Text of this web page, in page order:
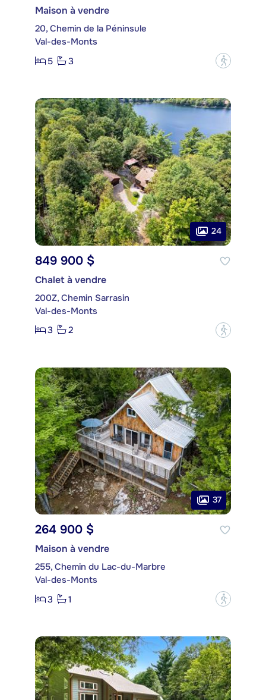
Maison à vendre
20, Chemin de la Péninsule
Val-des-Monts
5
3 ?
24
849 900 $
Chalet à vendre
200Z, Chemin Sarrasin
Val-des-Monts
3
2 ?
37
264 900 $
Maison à vendre
255, Chemin du Lac-du-Marbre
Val-des-Monts
3
1 ?